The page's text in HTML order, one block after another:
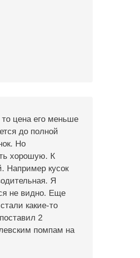
цена его меньше
до полной
Но
хорошую. К
Например кусок
Я
не видно. Еще
какие-то
2
помпам на